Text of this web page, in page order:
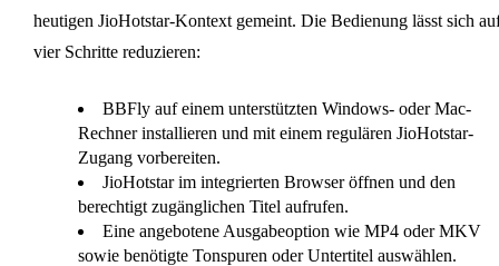
heutigen JioHotstar-Kontext gemeint. Die Bedienung lässt sich
vier Schritte reduzieren:
BBFly auf einem unterstützten Windows- oder Mac-
Rechner installieren und mit einem regulären JioHotstar-
Zugang vorbereiten.
JioHotstar im integrierten Browser öffnen und den
berechtigt zugänglichen Titel aufrufen.
Eine angebotene Ausgabeoption wie MP4 oder MKV
sowie benötigte Tonspuren oder Untertitel auswählen.